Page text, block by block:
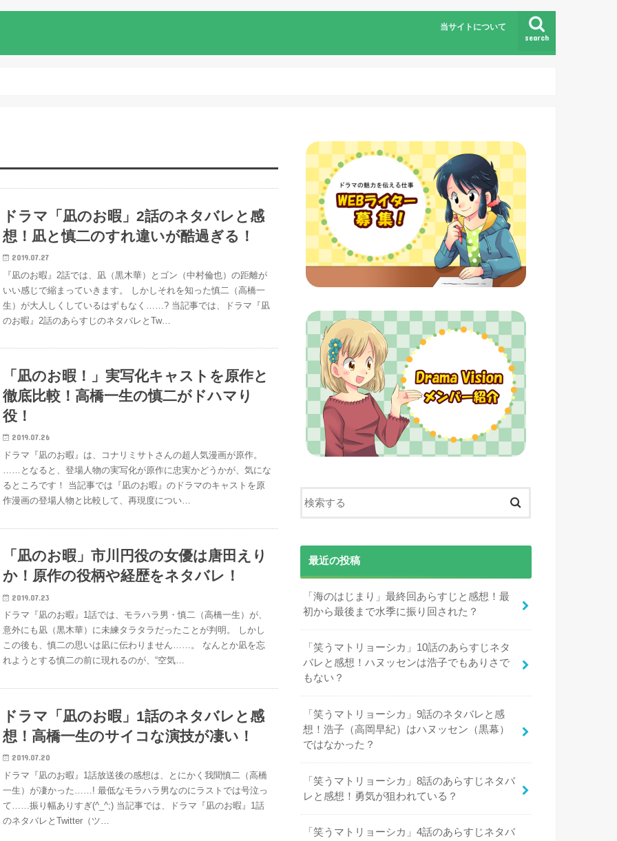
search
当サイトについて
ドラマ「凪のお暇」2話のネタバレと感
想！凪と慎二のすれ違いが酷過ぎる！
2019.07.27
『凪のお暇』2話では、凪（黒木華）とゴン（中村倫也）の距離が
いい感じで縮まっていきます。 しかしそれを知った慎二（高橋一
生）が大人しくしているはずもなく……? 当記事では、ドラマ『凪
のお暇』2話のあらすじのネタバレとTw…
「凪のお暇！」実写化キャストを原作と
徹底比較！高橋一生の慎二がドハマり
役！
2019.07.26
ドラマ『凪のお暇』は、コナリミサトさんの超人気漫画が原作。
……となると、登場人物の実写化が原作に忠実かどうかが、気にな
るところです！ 当記事では『凪のお暇』のドラマのキャストを原
作漫画の登場人物と比較して、再現度につい…
「凪のお暇」市川円役の女優は唐田えり
か！原作の役柄や経歴をネタバレ！
2019.07.23
ドラマ『凪のお暇』1話では、モラハラ男・慎二（高橋一生）が、
意外にも凪（黒木華）に未練タラタラだったことが判明。 しかし
この後も、慎二の思いは凪に伝わりません……。 なんとか凪を忘
れようとする慎二の前に現れるのが、“空気…
ドラマ「凪のお暇」1話のネタバレと感
想！高橋一生のサイコな演技が凄い！
2019.07.20
ドラマ『凪のお暇』1話放送後の感想は、とにかく我聞慎二（高橋
一生）が凄かった……! 最低なモラハラ男なのにラストでは号泣っ
て……振り幅ありすぎ(^_^;) 当記事では、ドラマ『凪のお暇』1話
のネタバレとTwitter（ツ…
最近の投稿
「海のはじまり」最終回あらすじと感想！最
初から最後まで水季に振り回された？
「笑うマトリョーシカ」10話のあらすじネタ
バレと感想！ハヌッセンは浩子でもありさで
もない？
「笑うマトリョーシカ」9話のネタバレと感
想！浩子（高岡早紀）はハヌッセン（黒幕）
ではなかった？
「笑うマトリョーシカ」8話のあらすじネタバ
レと感想！勇気が狙われている？
「笑うマトリョーシカ」4話のあらすじネタバ